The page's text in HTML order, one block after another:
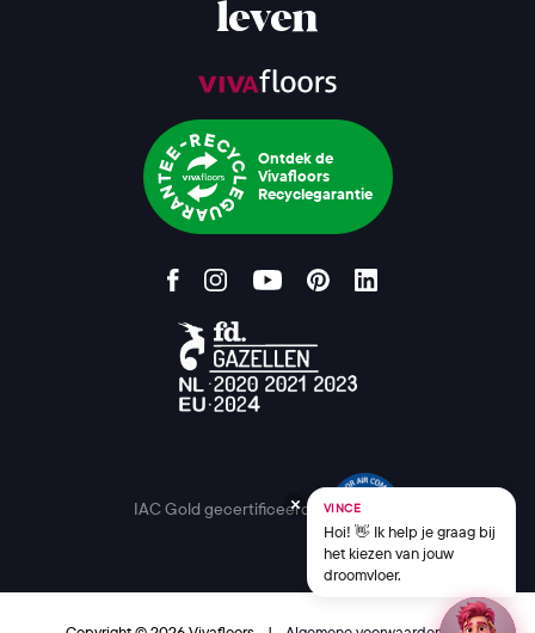
leven
Ontdek de
Vivafloors
Recyclegarantie
IAC Gold gecertificeerd VINCE
Hoi! 👋 Ik help je graag bij
het kiezen van jouw
droomvloer.